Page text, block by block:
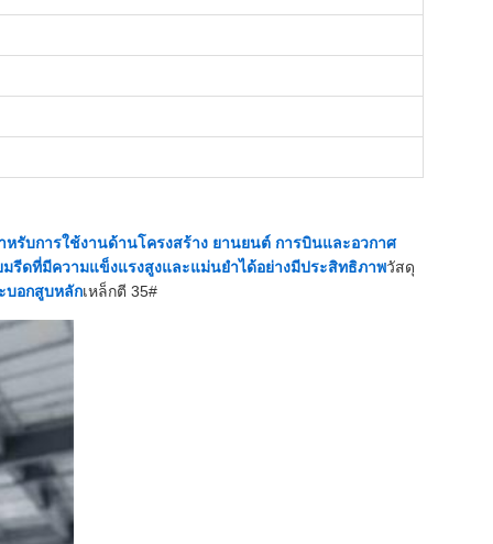
หรับการใช้งานด้านโครงสร้าง ยานยนต์ การบินและอวกาศ
รีดที่มีความแข็งแรงสูงและแม่นยำได้อย่างมีประสิทธิภาพวัสดุ
บอกสูบหลักเหล็กตี 35#